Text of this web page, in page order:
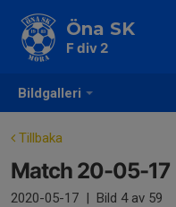
Bildgalleri
Öna SK
F div 2
Tillbaka
Match 20-05-17
2020-05-17 | Bild 4av 59